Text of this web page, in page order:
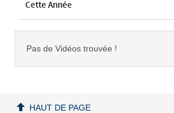
Cette Année
Pas de Vidéos trouvée !
HAUT DE PAGE